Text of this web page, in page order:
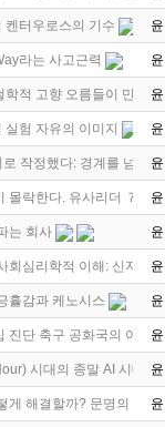
켄터우로스의 기수
라는 사고근력
학적 고향 오름들이 만들
험 자유의 이미지
작정했다: 경계를 넘어
몰락한다. 유사리더 ７인
는 회사
회심리학적 이해: 신자유
휼감과 케노시스
진단 축구 공화국의 어두
시대의 종말 AI 시대
게 해결할까? 문명의 새